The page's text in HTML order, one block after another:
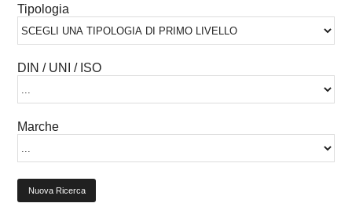
Tipologia
DIN / UNI / ISO
Marche
Nuova Ricerca